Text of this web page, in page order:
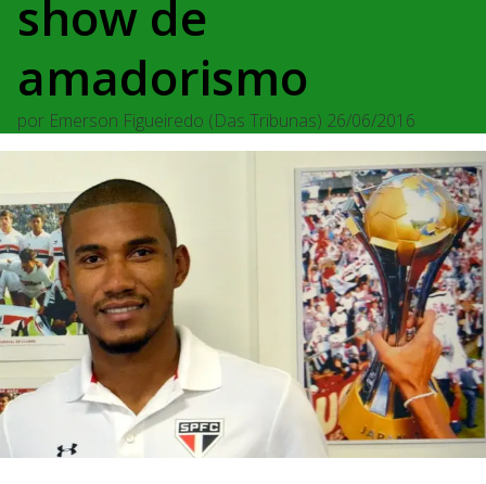
show de
amadorismo
por Emerson Figueiredo (Das Tribunas) 26/06/2016